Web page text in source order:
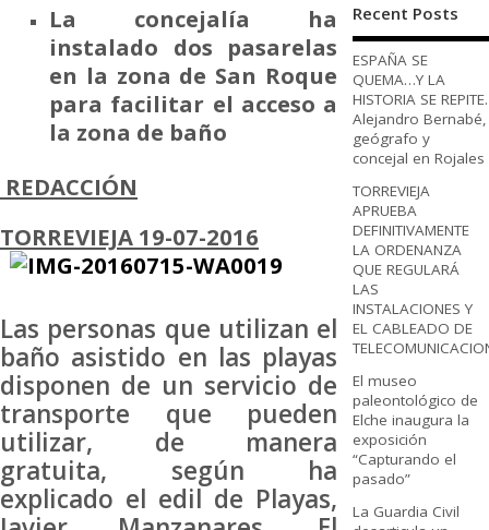
La concejalía ha
instalado dos pasarelas
en la zona de San Roque
para facilitar el acceso a
la zona de baño
REDACCIÓN
TORREVIEJA 19-07-2016
Las personas que utilizan el
baño asistido en las playas
disponen de un servicio de
transporte que pueden
utilizar, de manera
gratuita, según ha
explicado el edil de Playas,
Recent Posts
ESPAÑA SE
QUEMA…Y LA
HISTORIA SE REPITE.
Alejandro Bernabé,
geógrafo y
concejal en Rojales
TORREVIEJA
APRUEBA
DEFINITIVAMENTE
LA ORDENANZA
QUE REGULARÁ
LAS
INSTALACIONES Y
EL CABLEADO DE
El museo
paleontológico de
Elche inaugura la
exposición
“Capturando el
pasado”
La Guardia Civil